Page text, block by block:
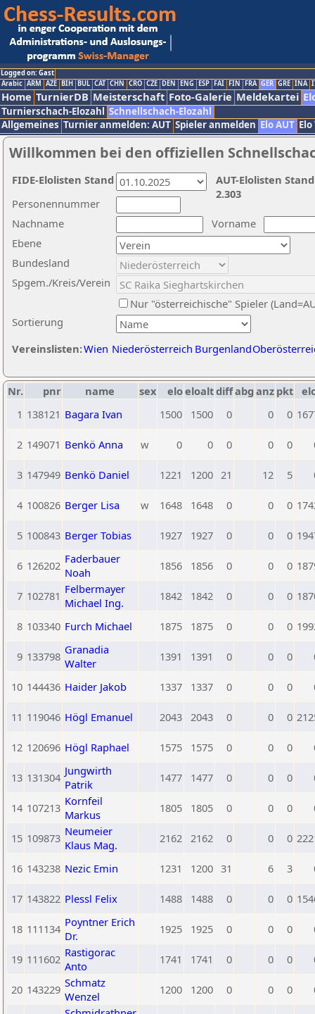
Logged on: Gast
Arabic ARM AZE BIH BUL CAT CHN CRO CZE DEN ENG ESP FAI FIN FRA GER GRE INA
Home TurnierDB Meisterschaft Foto-Galerie Meldekartei
Turnierschach-Elozahl Schnellschach-Elozahl
Allgemeines Turnier anmelden: AUT Spieler anmelden Elo AUT
Willkommen bei den offiziellen
Nachname
Vorname
Ebene
Sortierung
Personennummer
Bundesland
Spgem./Kreis/Verein
Nur "österreichische" Spieler
Vereinslisten:Wien Niederösterreich Burgenland
AUT-Elolisten
2.303
FIDE-Elolisten Stand
Nr. pnr name sex eloeloaltdiffabg anz pkt
1 138121 Bagara Ivan 1500 1500 0 0 0
2 149071 Benkö Anna w 0 0 0 0 0
3 147949 Benkö Daniel 1221 1200 21 12 5
4 100826 Berger Lisa w 1648 1648 0 0 0
5 100843 Berger Tobias 1927 1927 0 0 0
6 126202 Faderbauer
Noah
1856 1856 0 0 0
7 102781 Felbermayer
Michael Ing.
1842 1842 0 0 0
8 103340 Furch Michael 1875 1875 0 0 0
9 133798 Granadia
Walter
1391 1391 0 0 0
10 144436 Haider Jakob 1337 1337 0 0 0
11 119046 Högl Emanuel 2043 2043 0 0 0
12 120696 Högl Raphael 1575 1575 0 0 0
13 131304 Jungwirth
Patrik
1477 1477 0 0 0
14 107213 Kornfeil
Markus
1805 1805 0 0 0
15 109873 Neumeier
Klaus Mag.
2162 2162 0 0 0
16 143238 Nezic Emin 1231 1200 31 6 3
17 143822 Plessl Felix 1488 1488 0 0 0
18 111134 Poyntner Erich
Dr.
1925 1925 0 0 0
19 111602 Rastigorac
Anto
1741 1741 0 0 0
20 143229 Schmatz
Wenzel
1200 1200 0 0 0